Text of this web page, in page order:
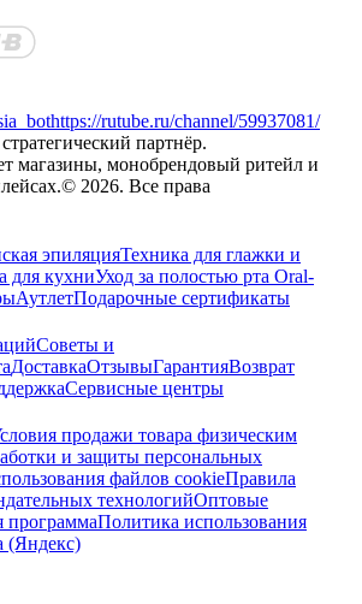
https://rutube.ru/channel/59937081/
партнёр.
магазины, монобрендовый ритейл и
2026. Все права
эпиляцияТехника для глажки и
для кухниУход за полостью рта Oral-
АутлетПодарочные сертификаты
Советы и
ДоставкаОтзывыГарантияВозврат
Сервисные центры
продажи товара физическим
и защиты персональных
файлов cookieПравила
технологийОптовые
программаПолитика использования
(Яндекс)